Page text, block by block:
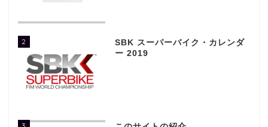
2
SBK スーパーバイク・カレンダ
ー 2019